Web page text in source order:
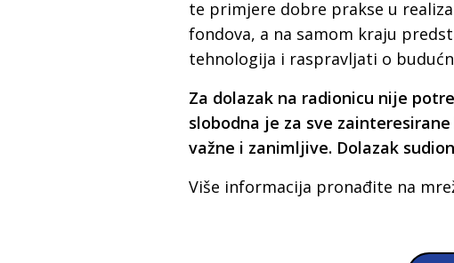
te primjere dobre prakse u
fondova, a na samom kraju
tehnologija i raspravljati o
Za dolazak na radionicu nije
slobodna je za sve
važne i zanimljive. Dolazak
Više informacija pronađite na